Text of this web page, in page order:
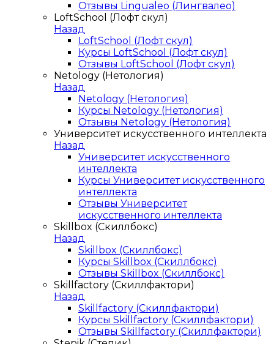
Отзывы Lingualeo (Лингвалео)
LoftSchool (Лофт скул)
Назад
LoftSchool (Лофт скул)
Курсы LoftSchool (Лофт скул)
Отзывы LoftSchool (Лофт скул)
Netology (Нетология)
Назад
Netology (Нетология)
Курсы Netology (Нетология)
Отзывы Netology (Нетология)
Университет искусственного интеллекта
Назад
Университет искусственного
интеллекта
Курсы Университет искусственного
интеллекта
Отзывы Университет
искусственного интеллекта
Skillbox (Скиллбокс)
Назад
Skillbox (Скиллбокс)
Курсы Skillbox (Скиллбокс)
Отзывы Skillbox (Скиллбокс)
Skillfactory (Скиллфактори)
Назад
Skillfactory (Скиллфактори)
Курсы Skillfactory (Скиллфактори)
Отзывы Skillfactory (Скиллфактори)